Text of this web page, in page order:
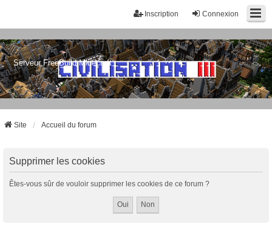
Connexion
Inscription
Serveur FreeBuild Minecraft
Site Accueil du forum
Supprimer les cookies
Êtes-vous sûr de vouloir supprimer les cookies de ce forum ?